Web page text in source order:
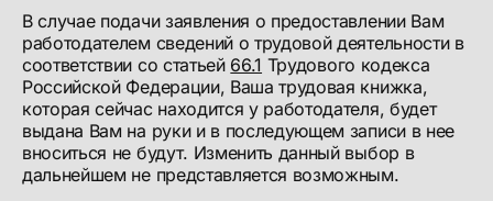
В случае подачи заявления о предоставлении Вам
работодателем сведений о трудовой деятельности в
соответствии со статьей 66.1 Трудового кодекса
Российской Федерации, Ваша трудовая книжка,
которая сейчас находится у работодателя, будет
выдана Вам на руки и в последующем записи в нее
вноситься не будут. Изменить данный выбор в
дальнейшем не представляется возможным.